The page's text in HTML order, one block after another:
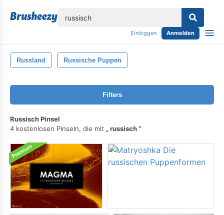
Einloggen Anmelden
Russland Russische Puppen
Filters
Russisch Pinsel
4 kostenlosen Pinseln, die mit
russisch